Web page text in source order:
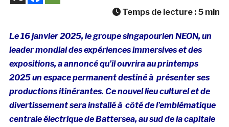
Temps de lecture : 5 min
Le 16 janvier 2025, le groupe singapourien NEON, un
leader mondial des expériences immersives et des
expositions, a annoncé qu’il ouvrira au printemps
2025 un espace permanent destiné à présenter ses
productions itinérantes. Ce nouvel lieu culturel et de
divertissement sera installé à côté de l’emblématique
centrale électrique de Battersea, au sud de la capitale